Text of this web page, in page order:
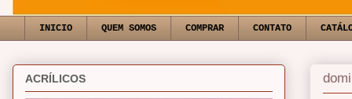
INICIO QUEM SOMOS COMPRAR CONTATO
ACRÍLICOS